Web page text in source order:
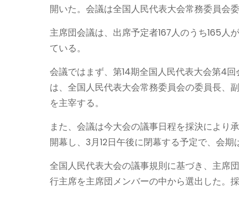
開いた。会議は全国人民代表大会常務委員会
主席団会議は、出席予定者167人のうち165人
ている。
会議ではまず、第14期全国人民代表大会第4
は、全国人民代表大会常務委員会の委員長、
を主宰する。
また、会議は今大会の議事日程を採決により
開幕し、3月12日午後に閉幕する予定で、会期
全国人民代表大会の議事規則に基づき、主席
行主席を主席団メンバーの中から選出した。